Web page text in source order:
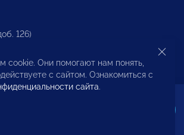
126)
cookie. Они помогают нам понять,
с сайтом. Ознакомиться с
сайта.